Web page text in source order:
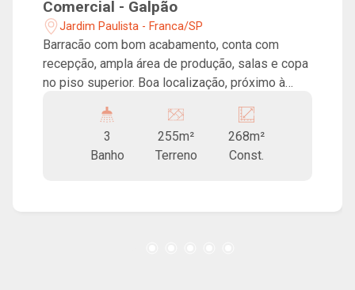
Comercial - Galpão
Jardim Paulista - Franca/SP
Barracão com bom acabamento, conta com
recepção, ampla área de produção, salas e copa
no piso superior. Boa localização, próximo à
3
Banho
255m²
Terreno
268m²
Const.